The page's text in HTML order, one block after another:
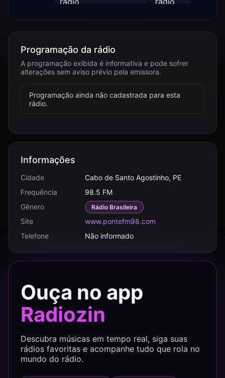
Programação da rádio
A programação exibida é informativa e pode sofrer
alterações sem aviso prévio pela emissora.
Programação ainda não cadastrada para esta
rádio.
Informações
Cidade
Cabo de Santo Agostinho, PE
Frequência
98.5 FM
Gênero
Rádio Brasileira
Site
www.pontefm98.com
Telefone
Não informado
Ouça no app
Radiozin
Descubra músicas em tempo real, siga suas
rádios favoritas e acompanhe tudo que rola no
mundo do rádio.